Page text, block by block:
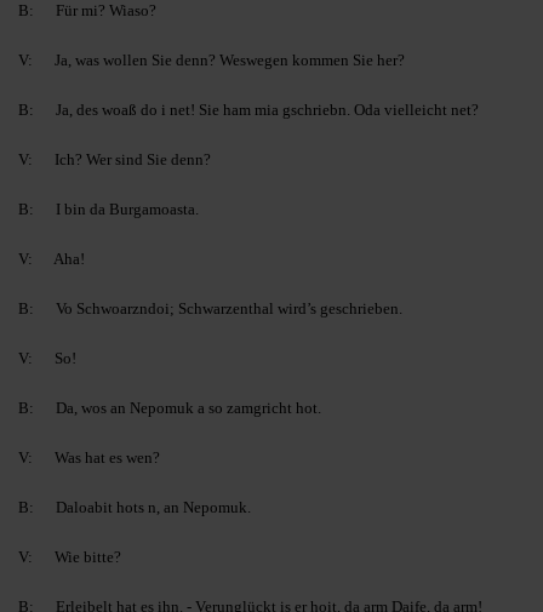
B: Für mi? Wiaso?
V: Ja, was wollen Sie denn? Weswegen kommen Sie her?
B: Ja, des woaß do i net! Sie ham mia gschriebn. Oda vielleicht net?
V: Ich? Wer sind Sie denn?
B: I bin da Burgamoasta.
V: Aha!
B: Vo Schwoarzndoi; Schwarzenthal wird’s geschrieben.
V: So!
B: Da, wos an Nepomuk a so zamgricht hot.
V: Was hat es wen?
B: Daloabit hots n, an Nepomuk.
V: Wie bitte?
B: Erleibelt hat es ihn. - Verunglückt is er hoit, da arm Daife, da arm!